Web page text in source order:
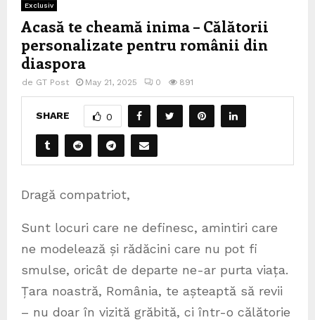
Exclusiv
Acasă te cheamă inima – Călătorii
personalizate pentru românii din
diaspora
de GT Post May 21, 2025 0 891
SHARE 0
Dragă compatriot,
Sunt locuri care ne definesc, amintiri care
ne modelează și rădăcini care nu pot fi
smulse, oricât de departe ne-ar purta viața.
Țara noastră, România, te așteaptă să revii
– nu doar în vizită grăbită, ci într-o călătorie